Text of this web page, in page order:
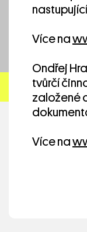
Více na
Ondřej
tvůrčí
založené
Více na